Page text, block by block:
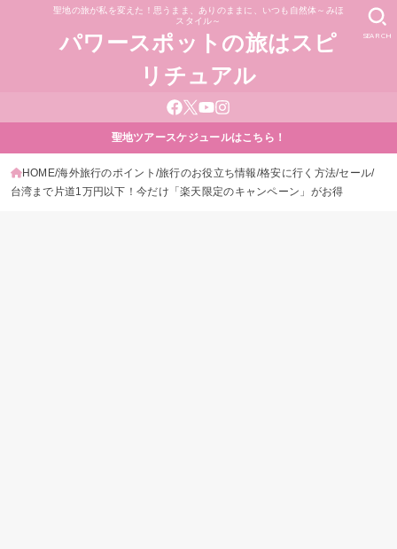
聖地の旅が私を変えた！思うまま、ありのままに、いつも自然体～みほ
スタイル～
パワースポットの旅はスピ
リチュアル
SEARCH
聖地ツアースケジュールはこちら！
HOME 海外旅行のポイント 旅行のお役立ち情報 格安に行く方法 セール
台湾まで片道1万円以下！今だけ「楽天限定のキャンペーン」がお得